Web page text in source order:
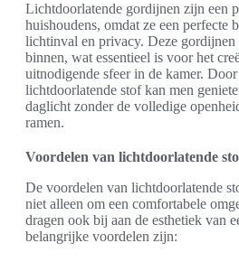
Lichtdoorlatende gordijnen zijn een
huishoudens, omdat ze een perfecte
lichtinval en privacy. Deze
binnen, wat essentieel is voor het
uitnodigende sfeer in de kamer.
lichtdoorlatende stof kan men
daglicht zonder de volledige
ramen.
Voordelen van lichtdoorlatende
De voordelen van lichtdoorlatende
niet alleen om een comfortabele
dragen ook bij aan de esthetiek van
belangrijke voordelen zijn: